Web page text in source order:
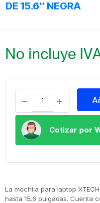
DE 15.6″ NEGRA
No incluye
Cotizar por
La mochila para laptop
hasta 15.6 pulgadas. Cuenta